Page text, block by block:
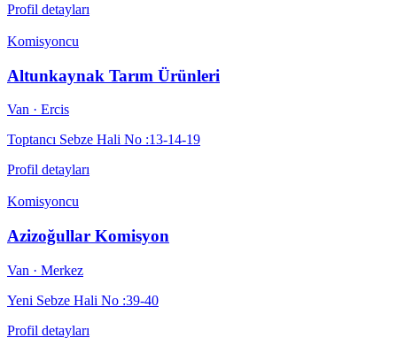
Profil detayları
Komisyoncu
Altunkaynak Tarım Ürünleri
Van · Ercis
Toptancı Sebze Hali No :13-14-19
Profil detayları
Komisyoncu
Azizoğullar Komisyon
Van · Merkez
Yeni Sebze Hali No :39-40
Profil detayları